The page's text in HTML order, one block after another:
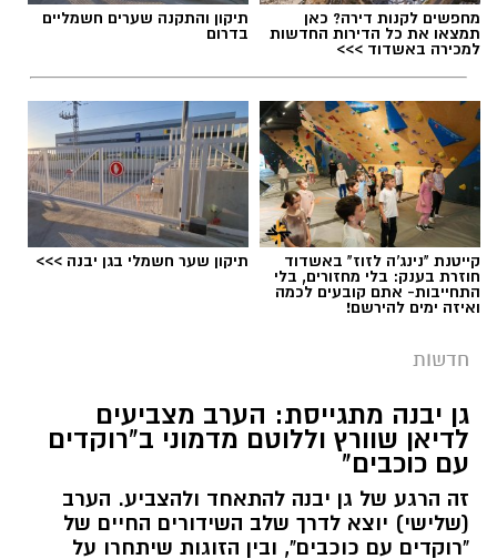
חדשותי? מצאתם טעות בכתבה? נשמח שתשתפו
אותנו
החינוך וההדרכה במוזיאון, לנהל ולהוביל צוות
מקצועי, לפתח תוכניות חינוכיות, ליצור אירועי תוכן
ופרויקטים ייחודיים ולעבוד מול קהלים מגוונים, תוך
חיבור בין עולם התרבות, החינוך והקהילה.
בין דרישות התפקיד:
מחפשים לקנות דירה? כאן
תמצאו את כל הדירות החדשות
למכירה באשדוד >>>
תיקון והתקנה שערים חשמליים
בדרום
קייטנת "נינג'ה לזוז" באשדוד
חוזרת בענק: בלי מחזורים, בלי
התחייבות- אתם קובעים לכמה
ואיזה ימים להירשם!
תיקון שער חשמלי בגן יבנה >>>
חדשות
גן יבנה מתגייסת: הערב מצביעים
לדיאן שוורץ וללוטם מדמוני ב"רוקדים
עם כוכבים"
זה הרגע של גן יבנה להתאחד ולהצביע. הערב
(שלישי) יוצא לדרך שלב השידורים החיים של
"רוקדים עם כוכבים", ובין הזוגות שיתחרו על